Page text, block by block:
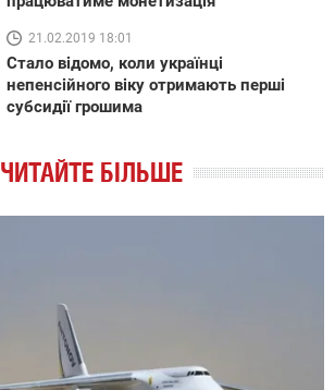
21.02.2019 18:01
Стало відомо, коли українці
непенсійного віку отримають перші
субсидії грошима
ЧИТАЙТЕ БІЛЬШЕ